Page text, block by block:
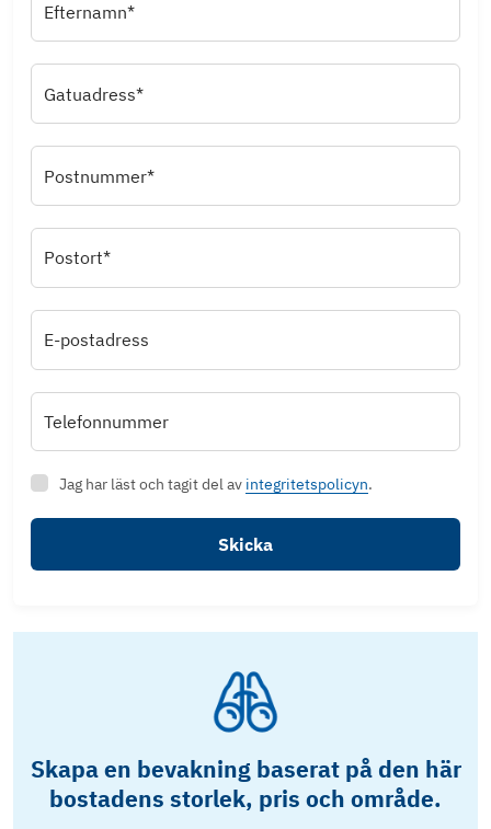
Efternamn*
Gatuadress*
Postnummer*
Postort*
E-postadress
Telefonnummer
Jag har läst och tagit del av integritetspolicyn.
Skicka
Skapa en bevakning baserat på den här
bostadens storlek, pris och område.